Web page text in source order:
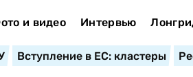
и видео Интервью
Вступление в ЕС: кластеры